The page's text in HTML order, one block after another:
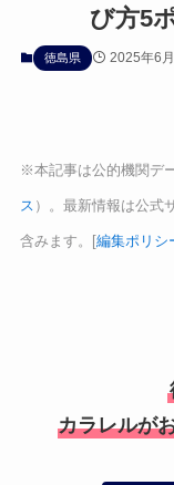
び方5
徳島県 2025年6
※本記事は公的機関デ
ス ）。最新情報は公式
含みます。[編集ポリシ
カラレルが